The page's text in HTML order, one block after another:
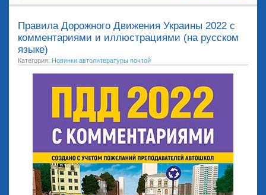
Правила Дорожного Движения Украины 2022 с
комментариями и иллюстрациями (на русском
языке)
Категория: Новинки автолитературы почтой